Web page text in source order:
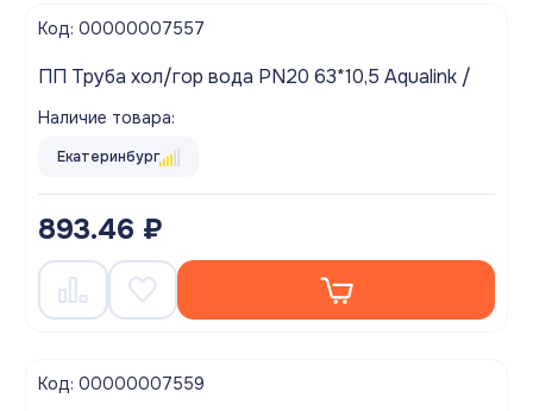
Код: 00000007557
ПП Труба хол/гор вода PN20 63*10,5 Aqualink /
Наличие товара:
Екатеринбург
893.46 ₽
Код: 00000007559